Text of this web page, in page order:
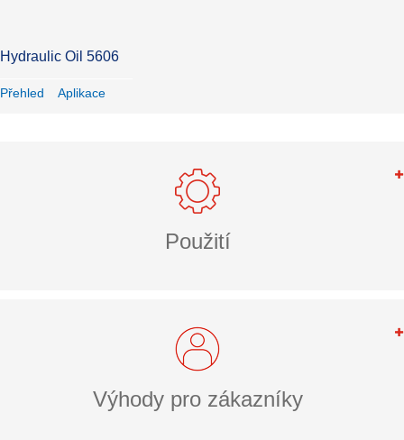
Hydraulic Oil 5606
Přehled Aplikace
Použití
Výhody pro zákazníky